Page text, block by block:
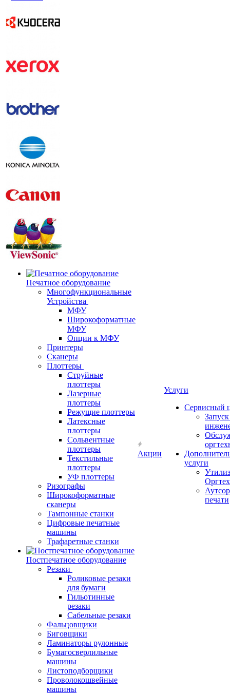
Печатное оборудование
Многофункциональные
Устройства
МФУ
Широкоформатные
МФУ
Опции к МФУ
Принтеры
Сканеры
Плоттеры
Струйные
плоттеры
Лазерные
плоттеры
Режущие плоттеры
Латексные
плоттеры
Сольвентные
плоттеры
Текстильные
плоттеры
УФ плоттеры
Ризографы
Широкоформатные
сканеры
Тампонные станки
Цифровые печатные
машины
Трафаретные станки
Постпечатное оборудование
Резаки
Роликовые резаки
для бумаги
Гильотинные
резаки
Сабельные резаки
Фальцовщики
Биговщики
Ламинаторы рулонные
Бумагосверлильные
машины
Листоподборщики
Проволокошвейные
машины
Акции
Услуги
Сервисный
услуги
печати